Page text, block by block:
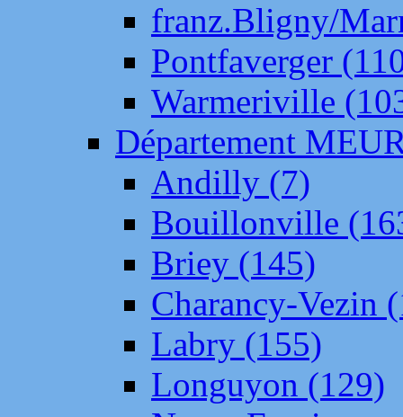
franz.Bligny/
Pontfaverger
Warmeriville
Département
Andilly (7)
Bouillonville
Briey (145)
Charancy-Vezin
Labry (155)
Longuyon (129)